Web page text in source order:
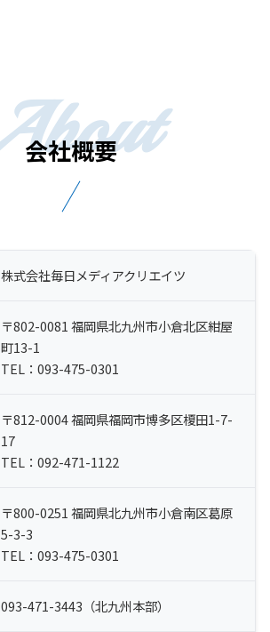
会社概要
株式会社毎日メディアクリエイツ
〒802-0081 福岡県北九州市小倉北区紺屋
町13-1
TEL：093-475-0301
〒812-0004 福岡県福岡市博多区榎田1-7-
17
TEL：092-471-1122
〒800-0251 福岡県北九州市小倉南区葛原
5-3-3
TEL：093-475-0301
093-471-3443（北九州本部）